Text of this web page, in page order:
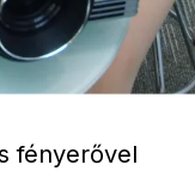
fényerővel